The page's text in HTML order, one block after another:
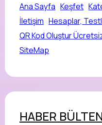
Ana Sayfa Keşfet
İletişim Hesaplar,
QR Kod Oluştur
SiteMap
HABER